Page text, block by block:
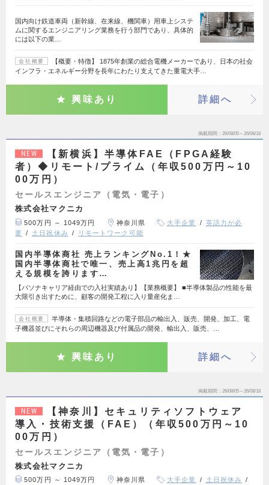
国内向け鉄道車両（新幹線、在来線、機関車）用車上システ
ムに関するエンジニアリング業務を行う部門であり、具体的
には以下の業…
会社概要
【概要・特徴】 1875年創業の総合電機メーカーであり、日本の社会
インフラ・エネルギー分野を長年にわたり支えてきた重電大手…
興味あり 詳細へ
掲載期間 26/08/05～26/08/18
NEW
【新横浜】半導体FAE（FPGA経験
者）◆リモート/プライム（年収500万円～10
00万円）
セールスエンジニア（電気・電子）
株式会社マクニカ
500万円 ～ 1049万円 神奈川県 大手企業
英語力が必
要
土日祝休み リモートワーク可能
国内半導体商社 売上ランキングNo.1！★
国内半導体商社で唯一、売上高1兆円を超
える規模を誇ります…
【パソナキャリア経由での入社実績あり】【業務概要】 ■半導体製品の性能を最
大限引き出すために、顧客の開発工程に入り量産化ま…
会社概要
半導体・集積回路などの電子部品の輸出入、販売、開発、加工、電
子機器並びにそれらの周辺機器及び付属品の開発、輸出入、販売、…
興味あり 詳細へ
掲載期間 26/08/05～26/08/18
NEW
【神奈川】セキュリティソフトウェア
導入・技術支援（FAE）（年収500万円～10
00万円）
セールスエンジニア（電気・電子）
株式会社マクニカ
500万円 ～ 1049万円 神奈川県 大手企業
土日祝休み